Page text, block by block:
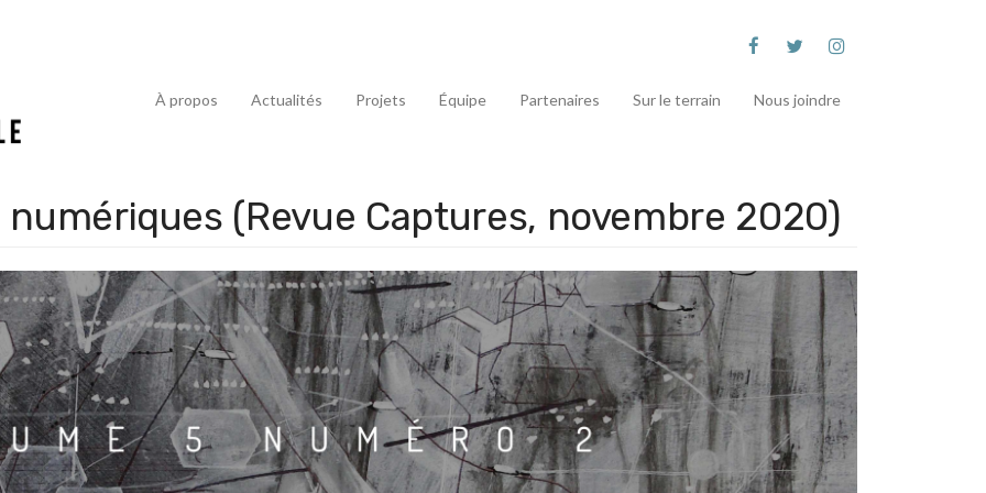
À propos Actualités Projets Équipe Partenaires Sur le terrain Nous joindre
(Revue Captures, novembre 2020)